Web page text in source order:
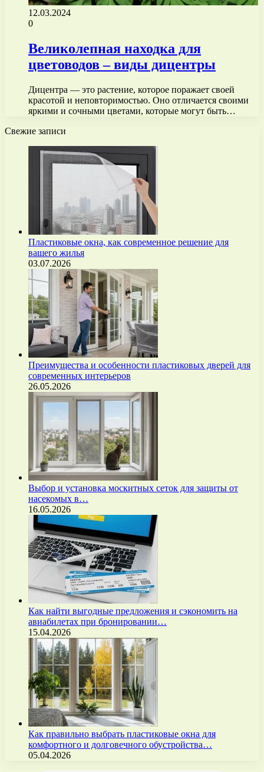
12.03.2024
0
Великолепная находка для
цветоводов – виды дицентры
Дицентра — это растение, которое поражает своей
красотой и неповторимостью. Оно отличается своими
яркими и сочными цветами, которые могут быть…
Свежие записи
Пластиковые окна, как современное решение для
вашего жилья
03.07.2026
Преимущества и особенности пластиковых дверей для
современных интерьеров
26.05.2026
Выбор и установка москитных сеток для защиты от
насекомых в…
16.05.2026
Как найти выгодные предложения и сэкономить на
авиабилетах при бронировании…
15.04.2026
Как правильно выбрать пластиковые окна для
комфортного и долговечного обустройства…
05.04.2026